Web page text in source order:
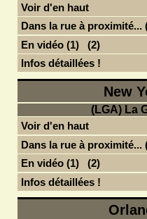
Voir d'en haut
Dans la rue à proximité...
En vidéo (1)
(2)
Infos détaillées !
New
(LGA) La
Voir d'en haut
Dans la rue à proximité...
En vidéo (1)
(2)
Infos détaillées !